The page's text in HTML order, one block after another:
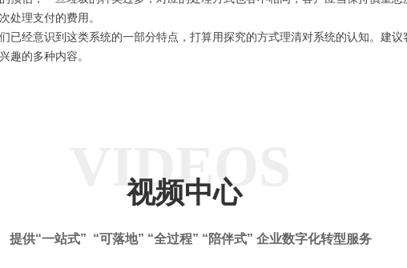
处理支付的费用。
已经意识到这类系统的一部分特点，打算用探究的方式理清对系统的认知。建
趣的多种内容。
提供“一站式” “可落地” “全过程” “陪伴式” 企业数字化转型服务
VIDEOS
视频中心